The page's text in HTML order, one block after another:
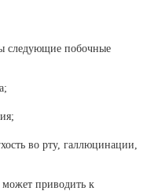
следующие побочные
во рту, галлюцинации,
может приводить к